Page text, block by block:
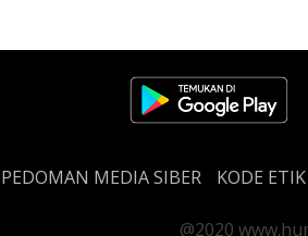
PEDOMAN MEDIA SIBER KODE
@2020